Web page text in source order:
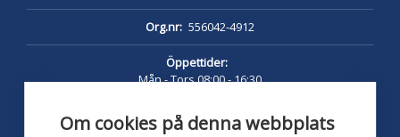
Om cookies på denna webbplats
Org.nr: 556042-4912
Öppettider:
Mån - Tors 08:00 - 16:30
Lunch 12:00 - 13:00